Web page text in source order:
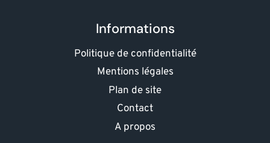
Informations
Politique de confidentialité
Mentions légales
Plan de site
Contact
A propos